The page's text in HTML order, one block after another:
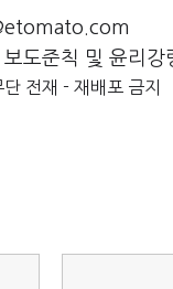
도준칙 및 윤리
전재 - 재배포 금지